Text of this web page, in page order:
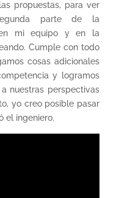
propuestas, para ver
parte de la
en mi equipo y en la
Cumple con todo
cosas adicionales
y logramos
nuestras perspectivas
yo creo posible pasar
el ingeniero.